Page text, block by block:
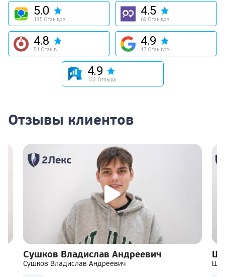
5.0
135 Отзывов
4.5
69 Отзывов
4.8
51 Отзыв
4.9
47 Отзывов
4.9
133 Отзыва
Отзывы клиентов
Сушков Владислав Андреевич
Сушков Владислав Андреевич